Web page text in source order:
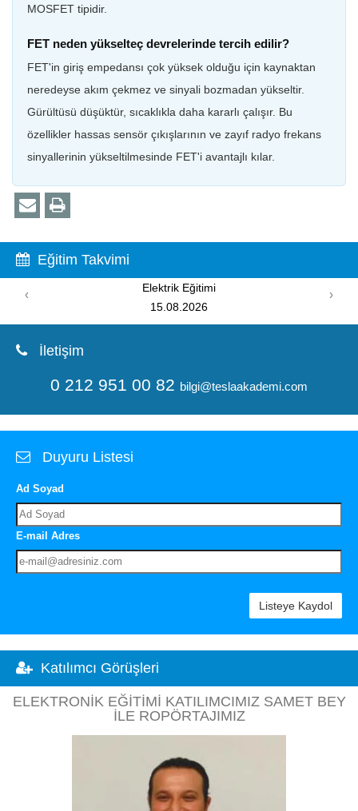
MOSFET tipidir.
FET neden yükselteç devrelerinde tercih edilir?
FET'in giriş empedansı çok yüksek olduğu için kaynaktan
neredeyse akım çekmez ve sinyali bozmadan yükseltir.
Gürültüsü düşüktür, sıcaklıkla daha kararlı çalışır. Bu
özellikler hassas sensör çıkışlarının ve zayıf radyo frekans
sinyallerinin yükseltilmesinde FET'i avantajlı kılar.
Eğitim Takvimi
‹ ›
İletişim
0 212 951 00 82 bilgi@teslaakademi.com
Duyuru Listesi
Ad Soyad
E-mail Adres
Listeye Kaydol
Katılımcı Görüşleri
ELEKTRONIK EĞITIMI KATILIMCIMIZ SAMET BEY
ILE ROPÖRTAJIMIZ